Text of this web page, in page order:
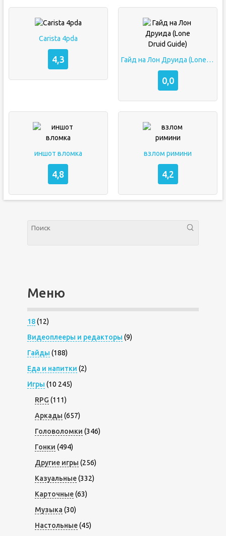
Carista 4pda
4,3 Гайд на Лон Друида (Lone Druid Guide)
0,0
иншот вломка
4,8
взлом римини
4,2
Меню
18(12)
Видеоплееры и редакторы (9)
Гайды (188)
Еда и напитки (2)
Игры (10 245)
RPG (111)
Аркады (657)
Головоломки (346)
Гонки (494)
Другие игры (256)
Казуальные(332)
Карточные(63)
Музыка (30)
Настольные(45)